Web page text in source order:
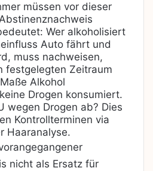
müssen vor dieser
Wer alkoholisiert
Auto fährt und
muss nachweisen,
festgelegten Zeitraum
Alkohol
Drogen konsumiert.
wegen Drogen ab? Dies
Kontrollterminen via
Haaranalyse.
nicht als Ersatz für